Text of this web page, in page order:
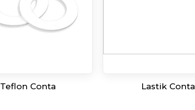
Teflon Conta Lastik Conta